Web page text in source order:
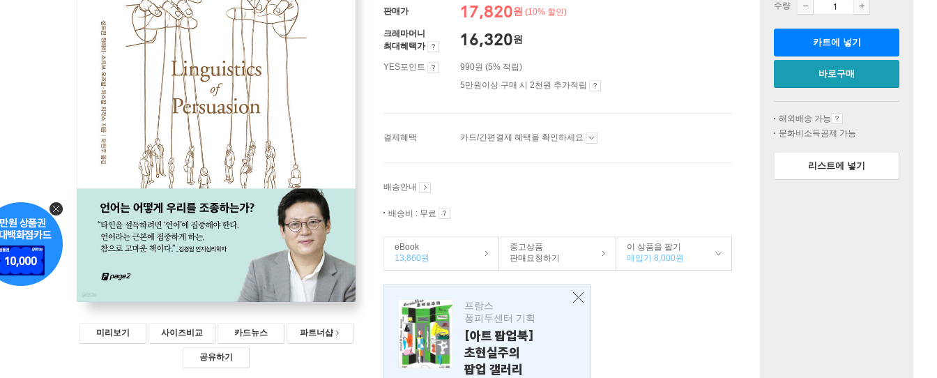
미리보기 사이즈비교 카드뉴스 파트너샵
공유하기
판매가 17,820원 (10% 할인)
크레마머니
최대혜택가
16,320원
YES포인트
990원 (5% 적립)
5만원이상 구매 시 2천원 추가적립
결제혜택 카드/간편결제 혜택을 확인하세요
배송안내
배송비 : 무료
eBook
13,860원
중고상품
판매요청하기
이 상품을 팔기
매입가 8,000원
프랑스
퐁피두센터 기획
[아트 팝업북]
초현실주의
팝업 갤러리
수량
카트에 넣기
바로구매
해외배송 가능
문화비소득공제 가능
리스트에 넣기